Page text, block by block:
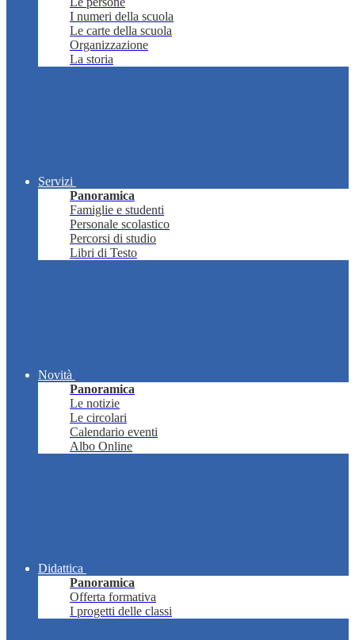
I numeri della scuola
Le carte della scuola
Organizzazione
La storia
Servizi
Panoramica
Famiglie e studenti
Personale scolastico
Percorsi di studio
Libri di Testo
Novità
Panoramica
Le notizie
Le circolari
Calendario eventi
Albo Online
Didattica
Panoramica
Offerta formativa
I progetti delle classi